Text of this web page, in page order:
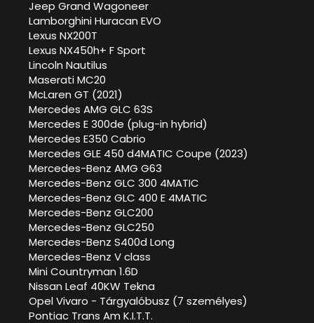
Jeep Grand Wagoneer
Lamborghini Huracan EVO
Lexus NX200T
Lexus NX450h+ F Sport
Lincoln Nautilus
Maserati MC20
McLaren GT (2021)
Mercedes AMG GLC 63S
Mercedes E 300de (plug-in hybrid)
Mercedes E350 Cabrio
Mercedes GLE 450 d4MATIC Coupe (2023)
Mercedes-Benz AMG G63
Mercedes-Benz GLC 300 4MATIC
Mercedes-Benz GLC 400 E 4MATIC
Mercedes-Benz GLC200
Mercedes-Benz GLC250
Mercedes-Benz S400d Long
Mercedes-Benz V class
Mini Countryman 1.6D
Nissan Leaf 40KW Tekna
Opel Vivaro - Tárgyalóbusz (7 személyes)
Pontiac Trans Am K.I.T.T.